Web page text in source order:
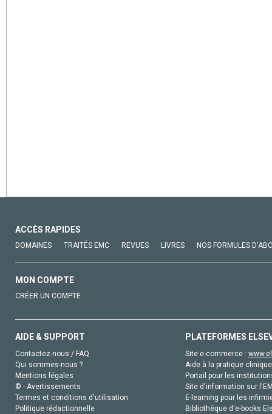
ACCÈS RAPIDES
DOMAINES TRAITÉS EMC REVUES LIVRES NOS FORMULES
MON COMPTE
CRÉER UN COMPTE
AIDE & SUPPORT
Contactez-nous / FAQ
Qui sommes-nous ?
Mentions légales
© - Avertissements
Termes et conditions d'utilisation
Politique rédactionnelle
PLATEFORMES
Site e-commerce :
Aide à la pratique
Portail pour les
Site d'information sur
E-learning pour les
Bibliothèque d'e-books